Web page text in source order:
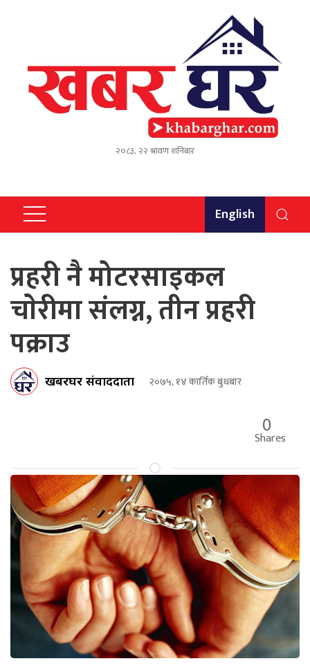
२०८३, २२ श्रावण शनिबार
English
प्रहरी नै मोटरसाइकल
चाेरीमा संलग्न, तीन प्रहरी
पक्राउ
खबरघर संवाददाता २०७५, १४ कार्तिक बुधबार
0
Shares